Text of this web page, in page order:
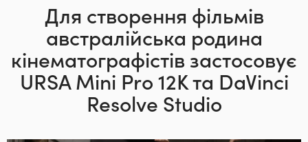
Останні новини
Архів новин
Галерея зображень
Argentina
Australia
Austria
Для створення фільмів
австралійська родина
кінематографістів застосовує
URSAMini Pro 12K та DaVinci
Resolve Studio